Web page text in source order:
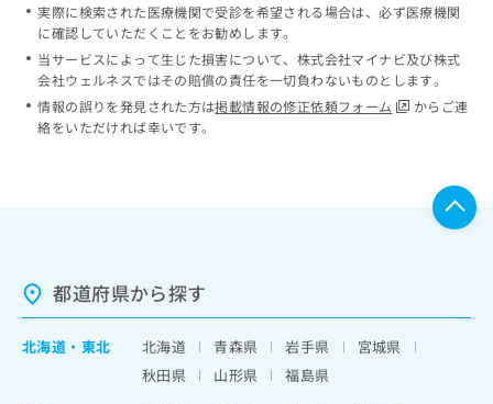
実際に検索された医療機関で受診を希望される場合は、必ず医療機関
に確認していただくことをお勧めします。
当サービスによって生じた損害について、株式会社マイナビ及び株式
会社ウェルネスではその賠償の責任を一切負わないものとします。
情報の誤りを発見された方は掲載情報の修正依頼フォーム
からご連
絡をいただければ幸いです。
都道府県から探す
北海道 ・ 東北 北海道 青森県 岩手県
宮城県
秋田県
山形県
福島県